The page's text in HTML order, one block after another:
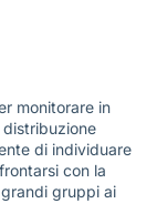
monitorare in
distribuzione
di individuare
con la
gruppi ai